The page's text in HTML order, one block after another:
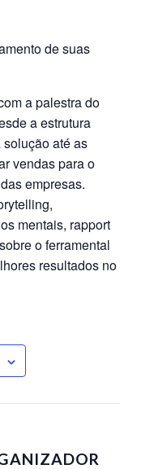
de suas
a palestra do
a estrutura
até as
vendas para o
empresas.
mentais, rapport
o ferramental
resultados no